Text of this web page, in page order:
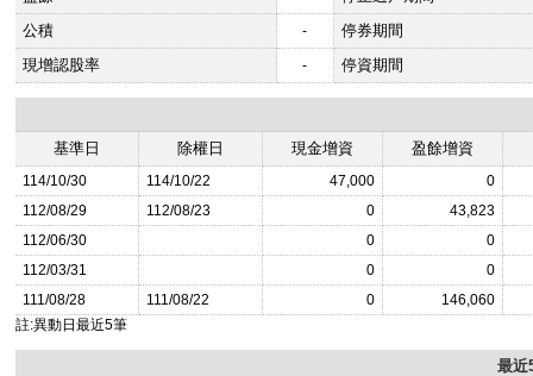
公積
-
停券期間
現增認股率
- 停資期間
基準日 除權日 現金增資 盈餘增資
114/10/30 114/10/22 47,000
0
112/08/29
112/08/23 0
43,823
112/06/30
0
0
112/03/31
0
0
111/08/28
111/08/22 0
146,060
註:異動日最近5筆
最近